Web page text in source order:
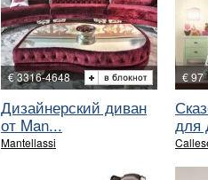
€ 3316-4648
Дизайнерский диван
от Man...
Mantellassi
€ 97
для